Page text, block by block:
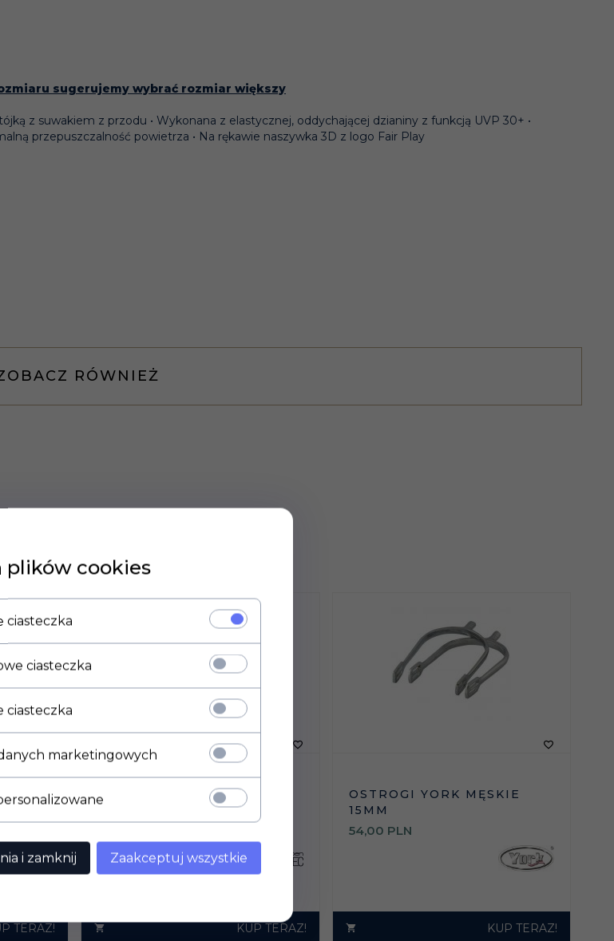
sugerujemy wybrać rozmiar większy
z suwakiem z przodu • Wykonana z elastycznej, oddychającej dzianiny z funkcją UVP 30+ •
przepuszczalność powietrza • Na rękawie naszywka 3D z logo Fair Play
RÓWNIEŻ
TERAZ!
OSTROGI STUBBEN SEQ
1152 SOFT TOUCH
KUP TERAZ!
OSTROGI YORK MĘSKIE
15MM
54,00 PLN
KUP TERAZ!
plików cookies
ciasteczka
ciasteczka
ciasteczka
marketingowych
i zamknij Zaakceptuj wszystkie